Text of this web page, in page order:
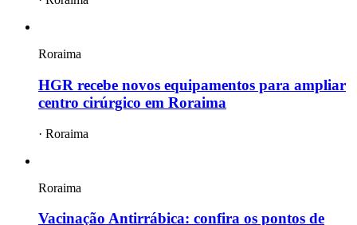
Roraima
HGR recebe novos equipamentos para ampliar
centro cirúrgico em Roraima
· Roraima
Roraima
Vacinação Antirrábica: confira os pontos de